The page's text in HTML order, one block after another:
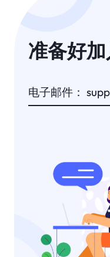
准备好
电子邮件：